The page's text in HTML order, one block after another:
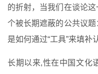
的折射，当我们在谈论
个被长期遮蔽的公共议
是如何通过“工具”来填补
长期以来,性在中国文化